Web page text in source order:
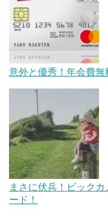
意外と優秀！年会費無
まさに伏兵！ビック
ード！